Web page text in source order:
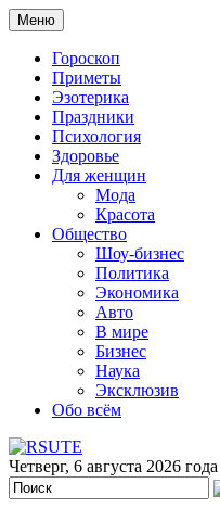
Меню
Гороскоп
Приметы
Эзотерика
Праздники
Психология
Здоровье
Для женщин
Мода
Красота
Общество
Шоу-бизнес
Политика
Экономика
Авто
В мире
Бизнес
Наука
Эксклюзив
Обо всём
Четверг, 6 августа 2026 года